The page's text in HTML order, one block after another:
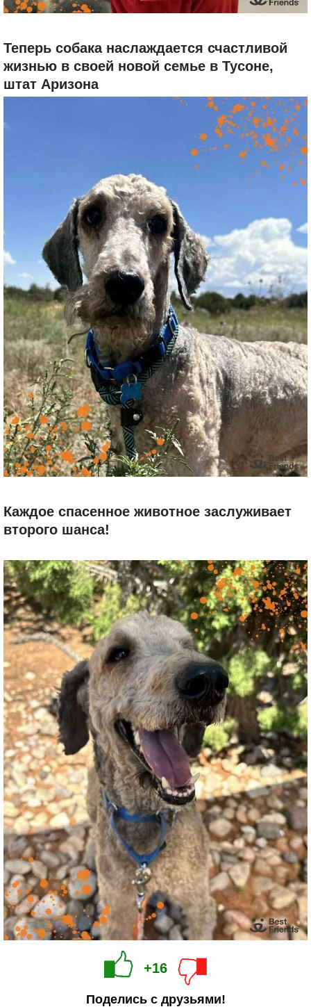
Теперь собака наслаждается счастливой
жизнью в своей новой семье в Тусоне,
штат Аризона
Каждое спасенное животное заслуживает
второго шанса!
+16
Поделись с друзьями!